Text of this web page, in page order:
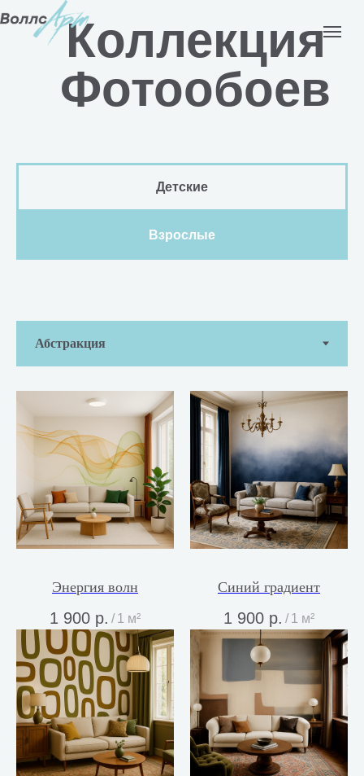
Коллекция
Фотообоев
Детские
Взрослые
Энергия волн
1 900 р. / 1 м²
Синий градиент
1 900 р. / 1 м²